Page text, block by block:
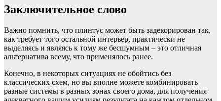
Заключительное слово
Важно помнить, что плинтус может быть задекорирован так,
как требует того остальной интерьер, практически не
выделяясь и являясь к тому же бесшумным – это отличная
альтернатива всему, что применялось ранее.
Конечно, в некоторых ситуациях не обойтись без
классических схем, но вы вполне можете комбинировать
разные системы в разных зонах своего дома, для получения